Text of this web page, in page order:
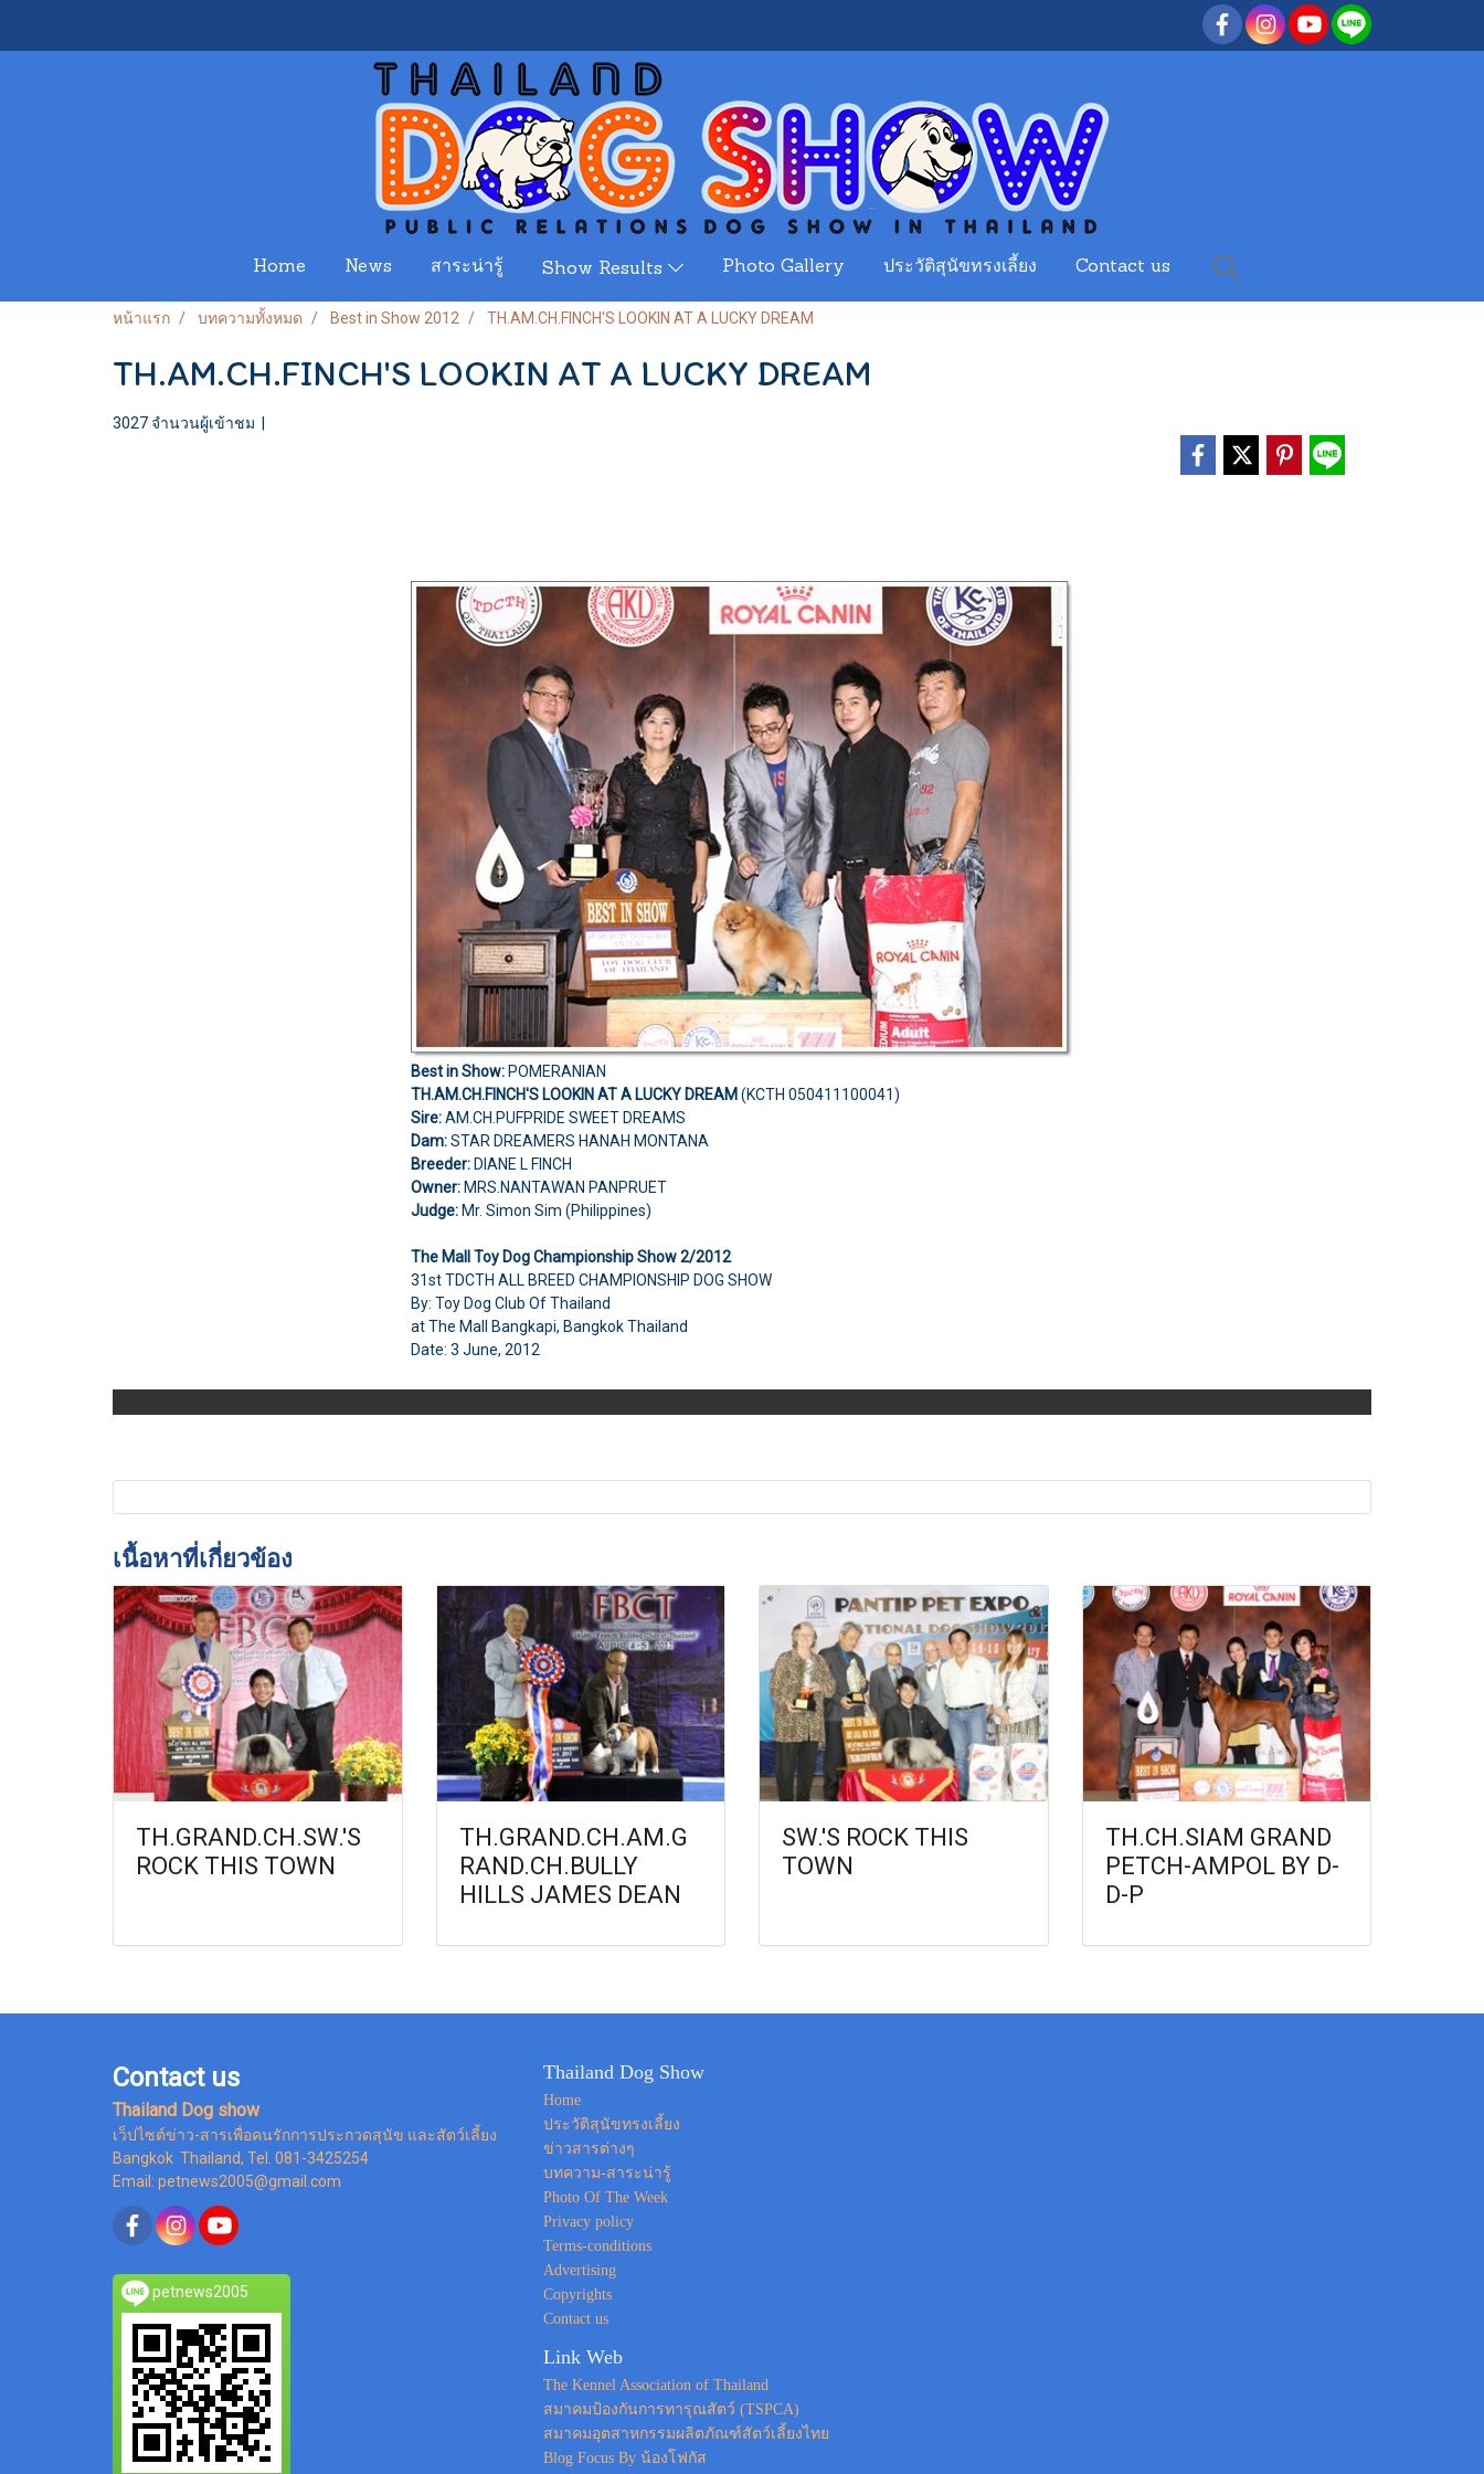
Home News สาระน่ารู้ Show Results Photo Gallery ประวัติสุนัขทรงเลี้ยง Contact us
หน้าแรก บทความทั้งหมด Best in Show 2012 TH.AM.CH.FINCH'S LOOKIN AT A LUCKY DREAM
TH.AM.CH.FINCH'S LOOKIN AT A LUCKY DREAM
3027 จำนวนผู้เข้าชม |
Best in Show: POMERANIAN
TH.AM.CH.FINCH'S LOOKIN AT A LUCKY DREAM (KCTH 050411100041)
Sire:AM.CH.PUFPRIDE SWEET DREAMS
Dam:STAR DREAMERS HANAH MONTANA
Breeder: DIANE L FINCH
Owner: MRS.NANTAWAN PANPRUET
Judge: Mr. Simon Sim (Philippines)
The Mall Toy Dog Championship Show 2/2012
31st TDCTH ALL BREED CHAMPIONSHIP DOG SHOW
By: Toy Dog Club Of Thailand
at The Mall Bangkapi, Bangkok Thailand
Date: 3 June, 2012
เนื้อหาที่เกี่ยวข้อง
TH.GRAND.CH.SW.'S
ROCK THIS TOWN
TH.GRAND.CH.AM.G
RAND.CH.BULLY
HILLS JAMES DEAN
SW.'S ROCK THIS
TOWN
TH.CH.SIAM GRAND
PETCH-AMPOL BY D-
D-P
Contact us
Thailand Dog show
เว็ปไซต์ข่าว-สารเพื่อคนรักการประกวดสุนัข และสัตว์เลี้ยง
Bangkok Thailand, Tel. 081-3425254
Email: petnews2005@gmail.com
petnews2005
Thailand Dog Show
Home
ประวัติสุนัขทรงเลี้ยง
ข่าวสารต่างๆ
บทความ-สาระน่ารู้
Photo Of The Week
Privacy policy
Terms-conditions
Advertising
Copyrights
Contact us
Link Web
The Kennel Association of Thailand
สมาคมป้องกันการทารุณสัตว์ (TSPCA)
สมาคมอุตสาหกรรมผลิตภัณฑ์สัตว์เลี้ยงไทย
Blog Focus By น้องโฟกัส